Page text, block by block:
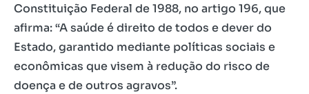
Constituição Federal de 1988, no artigo 196, que
afirma: “A saúde é direito de todos e dever do
Estado, garantido mediante políticas sociais e
econômicas que visem à redução do risco de
doença e de outros agravos”.